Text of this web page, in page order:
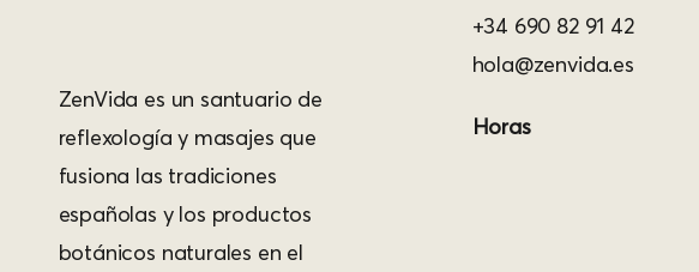
ZenVida es un santuario de
reflexología y masajes que
fusiona las tradiciones
españolas y los productos
botánicos naturales en el
+34 690 82 91 42
hola@zenvida.es
Horas